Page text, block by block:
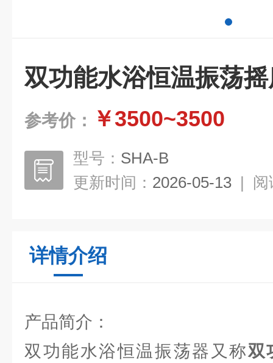
双功能水浴恒温振荡
参考价： ￥3500~3500
型号： SHA-B
更新时间： 2026-05-13 | 阅
详情介绍
产品简介：
双功能水浴恒温振荡器又称双